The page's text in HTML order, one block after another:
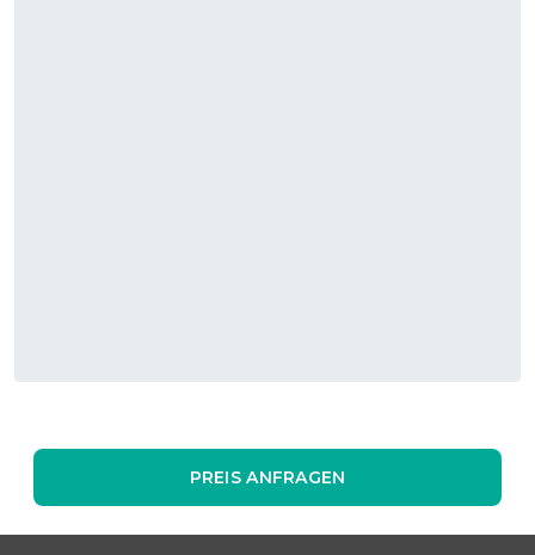
PREIS ANFRAGEN